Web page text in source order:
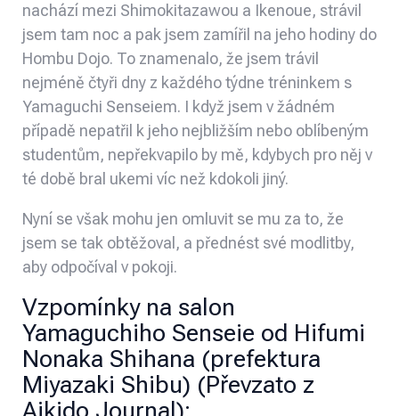
nachází mezi Shimokitazawou a Ikenoue, strávil
jsem tam noc a pak jsem zamířil na jeho hodiny do
Hombu Dojo. To znamenalo, že jsem trávil
nejméně čtyři dny z každého týdne tréninkem s
Yamaguchi Senseiem. I když jsem v žádném
případě nepatřil k jeho nejbližším nebo oblíbeným
studentům, nepřekvapilo by mě, kdybych pro něj v
té době bral ukemi víc než kdokoli jiný.
Nyní se však mohu jen omluvit se mu za to, že
jsem se tak obtěžoval, a přednést své modlitby,
aby odpočíval v pokoji.
Vzpomínky na salon
Yamaguchiho Senseie od Hifumi
Nonaka Shihana (prefektura
Miyazaki Shibu) (Převzato z